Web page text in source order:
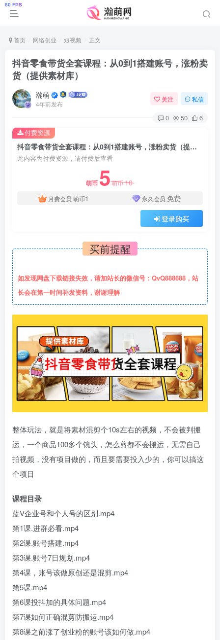
首页 网络创业 短视频 正文
抖音零食带货全套课程：从0到1搭建账号，涨粉卖
货（提供素材库）
瀚萌
4年前发布
关注 私信
0 50 6
抖音零食带货全套课程：从0到1搭建账号，涨粉卖货（提供素材库）
此内容为付费资源，请付费后查看
萌币 5萌币10
月费会员 萌币1 永久会员 免费
登录购买
付费资源
买前提醒
如发现网盘下载链接失效，请加站长的微信号：QvQ888688，站
长会在第一时间补发资料，谢谢理解
整体玩法，就是将素材混剪个10s左右的视频，不会被判搬
运，一个商品100多个镜头，怎么剪都不会搬运，无需自己
拍视频，没有项目做的，而且要需要投入少的，你可以搞这
个项目
课程目录
蓝V企业号和个人号的区别.mp4
第1课.进群必看.mp4
第2课.账号搭建.mp4
第3课.账号7日规划.mp4
第4课，账号该做原创还是混剪.mp4
第5课.mp4
第6课投抖加的具体问题.mp4
第7课如何正确混剪防搬运.mp4
第8课之前涨了创业粉的账号该如何做.mp4